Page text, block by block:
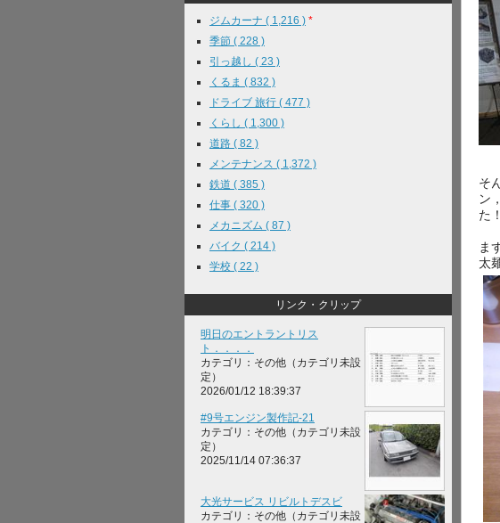
そ
ン
た！
ま
太
ジムカーナ ( 1,216 ) *
季節 ( 228 )
引っ越し ( 23 )
くるま ( 832 )
ドライブ 旅行 ( 477 )
くらし ( 1,300 )
道路 ( 82 )
メンテナンス ( 1,372 )
鉄道 ( 385 )
仕事 ( 320 )
メカニズム ( 87 )
バイク ( 214 )
学校 ( 22 )
リンク・クリップ
明日のエントラントリス
ト．．．．
カテゴリ：その他（カテゴリ未設
定）
2026/01/12 18:39:37
#9号エンジン製作記-21
カテゴリ：その他（カテゴリ未設
定）
2025/11/14 07:36:37
大光サービス リビルトデスビ
カテゴリ：その他（カテゴリ未設